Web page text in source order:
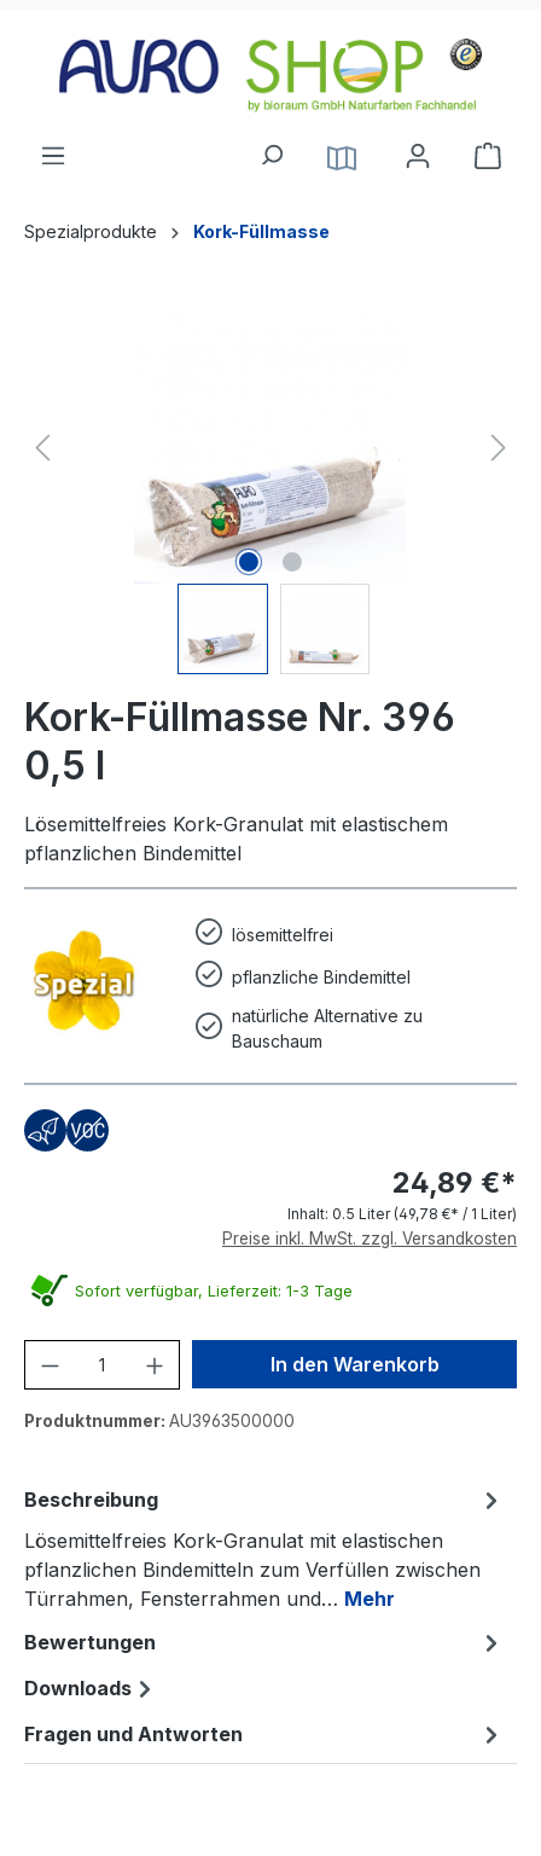
Spezialprodukte Kork-Füllmasse
Kork-Füllmasse Nr. 396
0,5 l
Lösemittelfreies Kork-Granulat mit elastischem
pflanzlichen Bindemittel
lösemittelfrei
pflanzliche Bindemittel
natürliche Alternative zu
Bauschaum
24,89 €*
Inhalt: 0.5 Liter (49,78 €* / 1 Liter)
Preise inkl. MwSt. zzgl. Versandkosten
Sofort verfügbar, Lieferzeit: 1-3 Tage
Produkt Anzahl: Gib denIn den Warenkorb
Produktnummer: AU3963500000
Beschreibung
Lösemittelfreies Kork-Granulat mit elastischen
pflanzlichen Bindemitteln zum Verfüllen zwischen
Türrahmen, Fensterrahmen und… Mehr
Bewertungen
Downloads
Fragen und Antworten